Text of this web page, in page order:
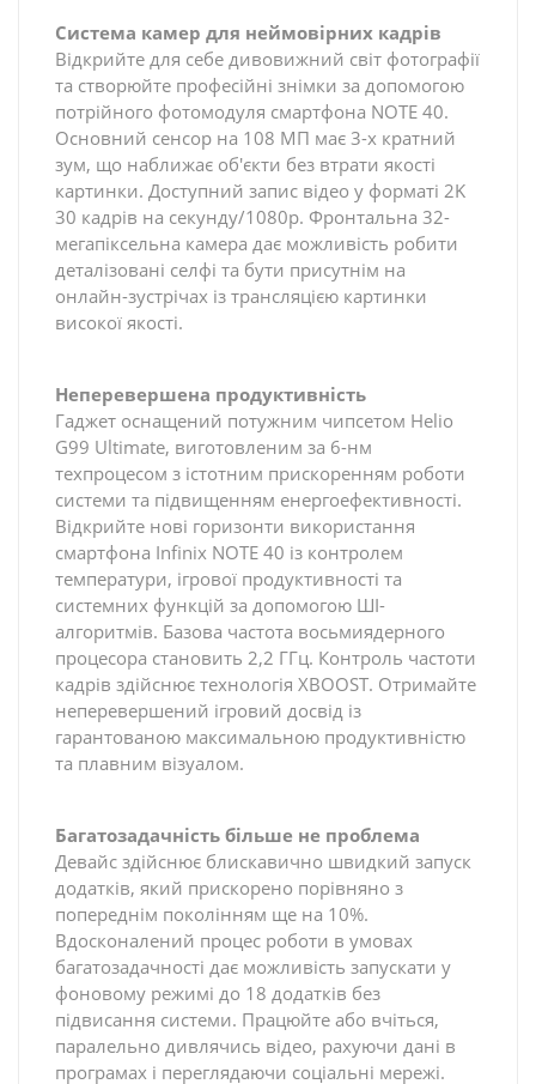
Система камер для неймовірних кадрів
Відкрийте для себе дивовижний світ фотографії
та створюйте професійні знімки за допомогою
потрійного фотомодуля смартфона NOTE 40.
Основний сенсор на 108 МП має 3-х кратний
зум, що наближає об'єкти без втрати якості
картинки. Доступний запис відео у форматі 2K
30 кадрів на секунду/1080p. Фронтальна 32-
мегапіксельна камера дає можливість робити
деталізовані селфі та бути присутнім на
онлайн-зустрічах із трансляцією картинки
високої якості.
Неперевершена продуктивність
Гаджет оснащений потужним чипсетом Helio
G99 Ultimate, виготовленим за 6-нм
техпроцесом з істотним прискоренням роботи
системи та підвищенням енергоефективності.
Відкрийте нові горизонти використання
смартфона Infinix NOTE 40 із контролем
температури, ігрової продуктивності та
системних функцій за допомогою ШІ-
алгоритмів. Базова частота восьмиядерного
процесора становить 2,2 ГГц. Контроль частоти
кадрів здійснює технологія XBOOST. Отримайте
неперевершений ігровий досвід із
гарантованою максимальною продуктивністю
та плавним візуалом.
Багатозадачність більше не проблема
Девайс здійснює блискавично швидкий запуск
додатків, який прискорено порівняно з
попереднім поколінням ще на 10%.
Вдосконалений процес роботи в умовах
багатозадачності дає можливість запускати у
фоновому режимі до 18 додатків без
підвисання системи. Працюйте або вчіться,
паралельно дивлячись відео, рахуючи дані в
програмах і переглядаючи соціальні мережі.